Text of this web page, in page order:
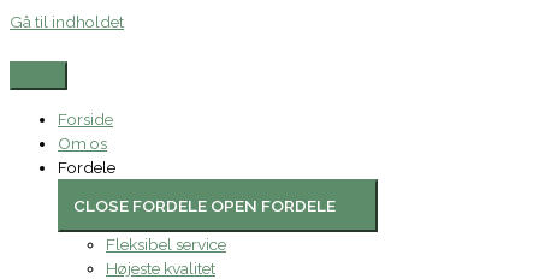
Gå til indholdet
Forside
Om os
Fordele
CLOSE FORDELE OPEN FORDELE
Fleksibel service
Højeste kvalitet